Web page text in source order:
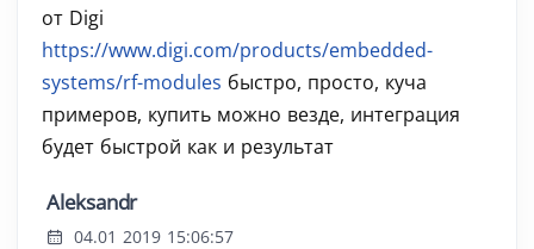
от Digi
https://www.digi.com/products/embedded-
systems/rf-modules быстро, просто, куча
примеров, купить можно везде, интеграция
будет быстрой как и результат
Aleksandr
04.01 2019 15:06:57